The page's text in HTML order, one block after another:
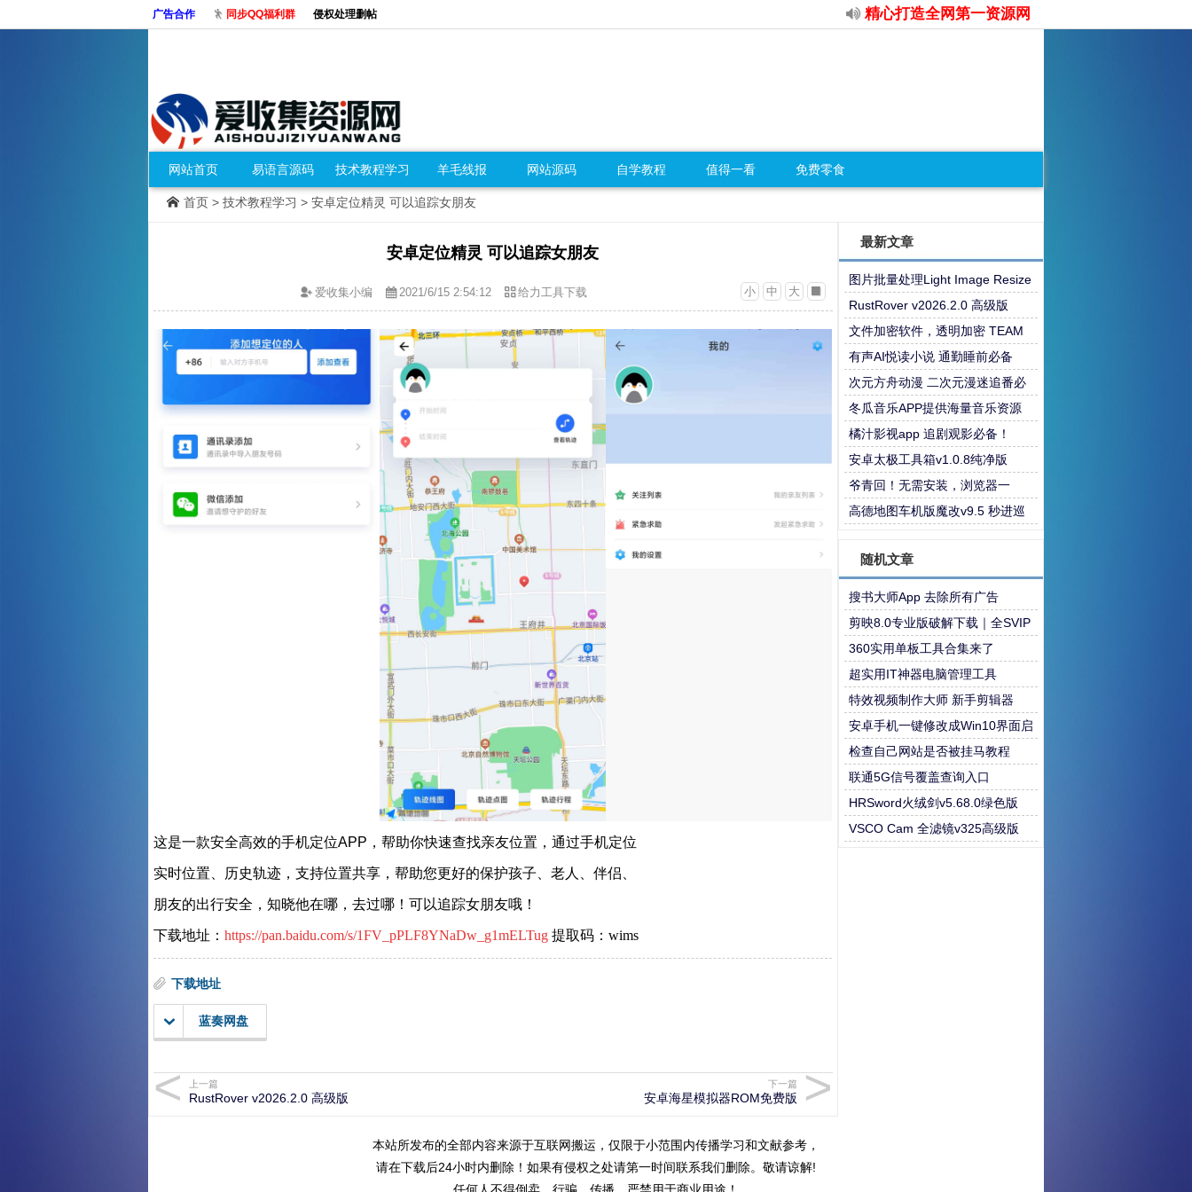
广告合作 同步QQ福利群 侵权处理删帖 精心打造全网第一资源网
网站首页 易语言源码 技术教程学习 羊毛线报 网站源码 自学教程 值得一看 免费零食
首页 > 技术教程学习 > 安卓定位精灵 可以追踪女朋友
安卓定位精灵 可以追踪女朋友
小 中 大
爱收集小编 2021/6/15 2:54:12 给力工具下载
这是一款安全高效的手机定位APP，帮助你快速查找亲友位置，通过手机定位
实时位置、历史轨迹，支持位置共享，帮助您更好的保护孩子、老人、伴侣、
朋友的出行安全，知晓他在哪，去过哪！可以追踪女朋友哦！
下载地址： https://pan.baidu.com/s/1FV_pPLF8YNaDw_g1mELTug 提取码：wims
下载地址
蓝奏网盘
上一篇
RustRover v2026.2.0 高级版
下一篇
安卓海星模拟器ROM免费版
最新文章
图片批量处理Light Image Resize
r v7.6.0.159
RustRover v2026.2.0 高级版
文件加密软件，透明加密 TEAM
版，适合团队和个人
有声AI悦读小说 通勤睡前必备
次元方舟动漫 二次元漫迷追番必
备
冬瓜音乐APP提供海量音乐资源
橘汁影视app 追剧观影必备！
安卓太极工具箱v1.0.8纯净版
爷青回！无需安装，浏览器一
键“复活”Windows
高德地图车机版魔改v9.5 秒进巡
随机文章
搜书大师App 去除所有广告
剪映8.0专业版破解下载｜全SVIP
特权功能免费解锁使用
360实用单板工具合集来了
超实用IT神器电脑管理工具
特效视频制作大师 新手剪辑器
安卓手机一键修改成Win10界面启
动器
检查自己网站是否被挂马教程
联通5G信号覆盖查询入口
HRSword火绒剑v5.68.0绿色版
VSCO Cam 全滤镜v325高级版
本站所发布的全部内容来源于互联网搬运，仅限于小范围内传播学习和文献参考，
请在下载后24小时内删除！如果有侵权之处请第一时间联系我们删除。敬请谅解!